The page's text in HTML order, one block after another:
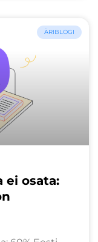
ÄRIBLOGI
ei osata: